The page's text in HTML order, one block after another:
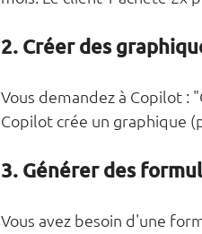
2. Créer des
Vous demandez à Copilot
Copilot crée un graphique
3. Générer des
Vous avez besoin d'une